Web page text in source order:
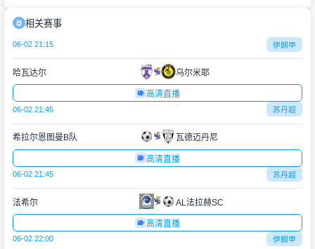
相关赛事
06-02 21:15 伊朗甲
哈瓦达尔 乌尔米耶
高清直播
06-02 21:45 苏丹超
希拉尔恩图曼B队 瓦德迈丹尼
高清直播
06-02 21:45 苏丹超
法希尔 AL法拉赫SC
高清直播
06-02 22:00 伊朗甲